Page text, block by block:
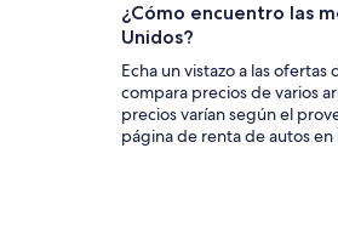
¿Cómo encuentro las
Unidos?
Echa un vistazo a las
compara precios de varios
precios varían según el
página de renta de autos